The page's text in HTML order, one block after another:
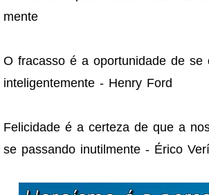
mente
O fracasso é a oportunidade de se
inteligentemente - Henry Ford
Felicidade é a certeza de que a
se passando inutilmente - Érico